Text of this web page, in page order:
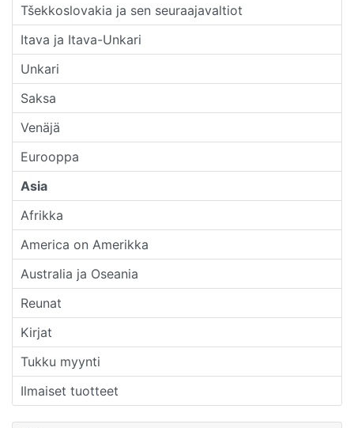
Tšekkoslovakia ja sen seuraajavaltiot
Itava ja Itava-Unkari
Unkari
Saksa
Venäjä
Eurooppa
Asia
Afrikka
America on Amerikka
Australia ja Oseania
Reunat
Kirjat
Tukku myynti
Ilmaiset tuotteet